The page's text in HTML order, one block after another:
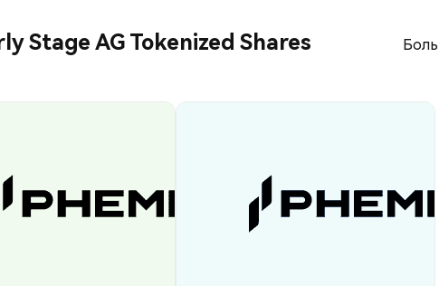
Stage AG Tokenized Shares